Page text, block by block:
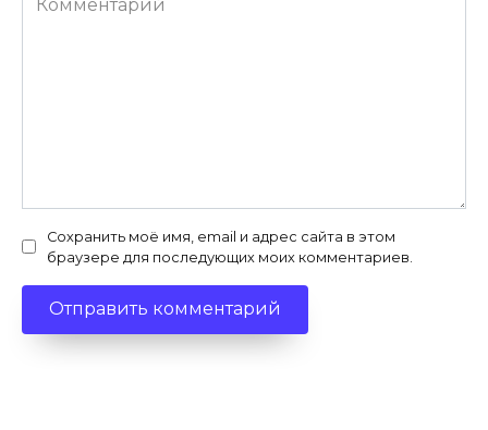
Сохранить моё имя, email и адрес сайта в этом
браузере для последующих моих комментариев.